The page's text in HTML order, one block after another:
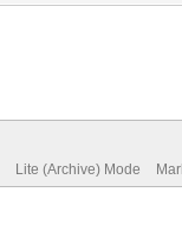
Lite (Archive) Mode